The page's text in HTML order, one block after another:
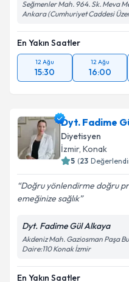
Seğmenler Mah. 964. Sk. Meva
Ankara (Cumhuriyet Caddesi
En Yakın Saatler
12 Ağu
15:30
12 Ağu
16:00
Dyt. Fadime
Diyetisyen
İzmir, Konak
5 (23
Doğru yönlendirme doğru
emeğinize sağlık
Dyt. Fadime Gül Alkaya
Akdeniz Mah. Gaziosman Paşa
Daire:110 Konak İzmir
En Yakın Saatler